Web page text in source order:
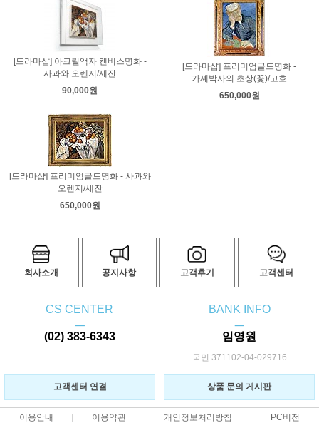
[드라마샵] 아크릴액자 캔버스명화 -
사과와 오렌지/세잔
90,000원
[드라마샵] 프리미엄골드명화 -
가셰박사의 초상(꽃)/고흐
650,000원
[드라마샵] 프리미엄골드명화 - 사과와
오렌지/세잔
650,000원
회사소개 공지사항 고객후기 고객센터
CS CENTER
ㅡ
(02) 383-6343
BANK INFO
ㅡ
임영원
국민 371102-04-029716
고객센터 연결 상품 문의 게시판
이용안내 이용약관 개인정보처리방침 PC버전